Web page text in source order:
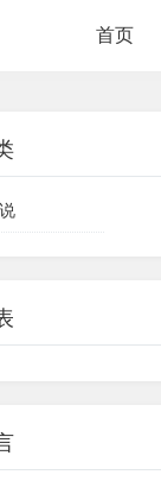
首页